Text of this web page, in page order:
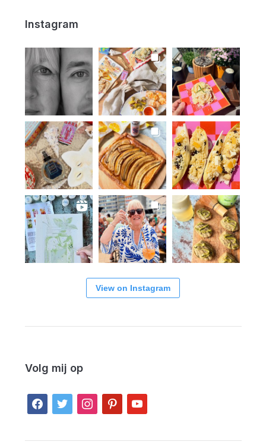
Instagram
View on Instagram
Volg mij op
facebook
twitter instagrampinterestyoutube